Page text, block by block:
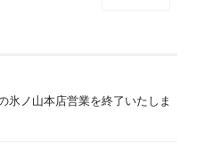
ノ山本店営業を終了いたしま